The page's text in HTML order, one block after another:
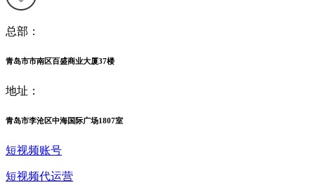
总部：
青岛市市南区百盛商业大厦37楼
地址：
青岛市李沧区中海国际广场1807室
短视频账号
短视频代运营